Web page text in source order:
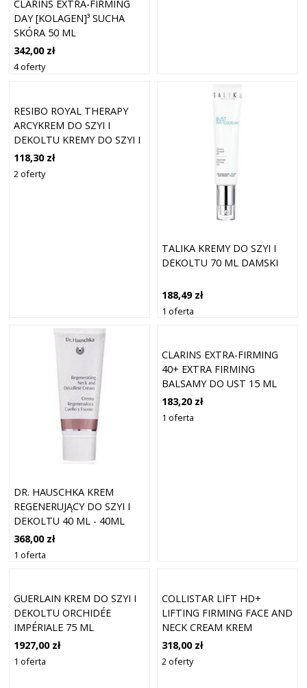
CLARINS EXTRA-FIRMING
DAY [KOLAGEN]³ SUCHA
SKÓRA 50 ML
342,00 zł
4 oferty
RESIBO ROYAL THERAPY
ARCYKREM DO SZYI I
DEKOLTU KREMY DO SZYI I
DEKOLTU 50 ML
118,30 zł
2 oferty
TALIKA KREMY DO SZYI I
DEKOLTU 70 ML DAMSKI
188,49 zł
1 oferta
DR. HAUSCHKA KREM
REGENERUJĄCY DO SZYI I
DEKOLTU 40 ML - 40ML
368,00 zł
1 oferta
CLARINS EXTRA-FIRMING
40+ EXTRA FIRMING
BALSAMY DO UST 15 ML
183,20 zł
1 oferta
GUERLAIN KREM DO SZYI I
DEKOLTU ORCHIDÉE
IMPÉRIALE 75 ML
1927,00 zł
1 oferta
COLLISTAR LIFT HD+
LIFTING FIRMING FACE AND
NECK CREAM KREM
INTENSYWNIE
LIFTINGUJĄCY DO TWARZY,
SZYI I DEKOLTU 50 ML
318,00 zł
2 oferty